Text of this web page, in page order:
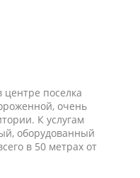
центре поселка
очень
К услугам
оборудованный
в 50 метрах от